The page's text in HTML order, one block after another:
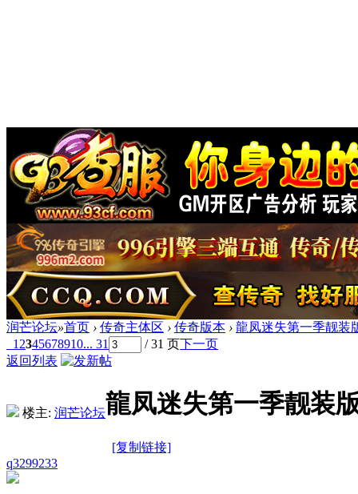
润芒论坛»首页 › 传奇主体区 › 传奇版本 › 龍凤迷失第一季靓装
1 2345678910... 31 / 31 页下一页
返回列表
楼主: 润芒论坛龍凤迷失第一季靓装
[复制链接]
q3299233